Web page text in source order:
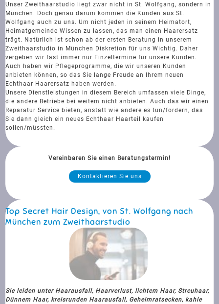
Unser Zweithaarstudio liegt zwar nicht in St. Wolfgang, sondern in
München. Doch genau darum kommen die Kunden aus St.
Wolfgang auch zu uns. Um nicht jeden in seinem Heimatort,
Heimatgemeinde Wissen zu lassen, das man einen Haarersatz
trägt. Natürlich ist schon ab der ersten Beratung in unserem
Zweithaarstudio in München Diskretion für uns Wichtig. Daher
vergeben wir fast immer nur Einzeltermine für unsere Kunden.
Auch haben wir Pflegeprogramme, die wir unseren Kunden
anbieten können, so das Sie lange Freude an Ihrem neuen
Echthaar Haarersatz haben werden.
Unsere Dienstleistungen in diesem Bereich umfassen viele Dinge,
die andere Betriebe bei weitem nicht anbieten. Auch das wir einen
Reparatur Service bieten, anstatt wie andere es tun/fordern, das
Sie dann gleich ein neues Echthaar Haarteil kaufen
sollen/müssten.
Vereinbaren Sie einen Beratungstermin!
Kontaktieren Sie uns
Top Secret Hair Design, von St. Wolfgang nach
München zum Zweithaarstudio
Sie leiden unter Haarausfall, Haarverlust, lichtem Haar, Streuhaar,
Dünnem Haar, kreisrunden Haarausfall, Geheimratsecken, kahle